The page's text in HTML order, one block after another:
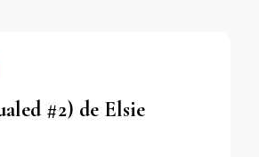
#2) de Elsie